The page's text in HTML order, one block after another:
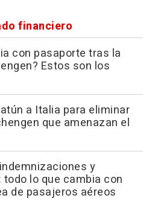
financiero
con pasaporte tras la
Estos son los
a Italia para eliminar
que amenazan el
y
lo que cambia con
de pasajeros aéreos